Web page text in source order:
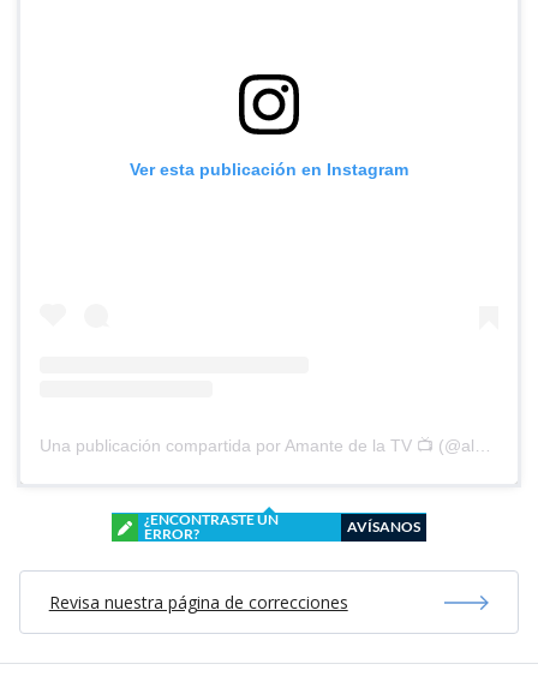
Ver esta publicación en Instagram
Una publicación compartida por Amante de la TV 📺 (@alguien_te_observa)
¿ENCONTRASTE UN
ERROR?
AVÍSANOS
Revisa nuestra página de correcciones